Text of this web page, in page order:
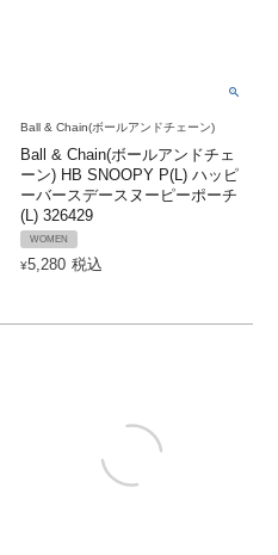
Ball & Chain(ボールアンドチェーン)
Ball & Chain(ボールアンドチェ
ーン) HB SNOOPY P(L) ハッピ
ーバースデースヌーピーポーチ
(L) 326429
WOMEN
¥5,280 税込